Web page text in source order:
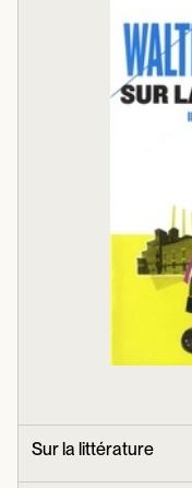
Sur la littérature